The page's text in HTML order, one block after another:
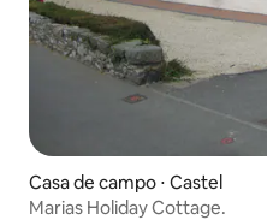
Casa de campo ⋅ Castel
Marias Holiday Cottage.